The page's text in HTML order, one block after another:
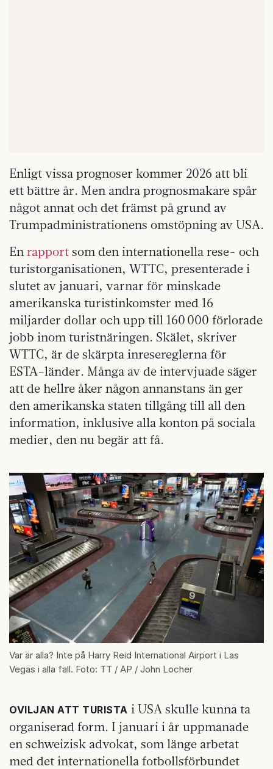
Enligt vissa prognoser kommer 2026 att bli
ett bättre år. Men andra prognosmakare spår
något annat och det främst på grund av
Trumpadministrationens omstöpning av USA.
Enrapport som den internationella rese- och
turistorganisationen, WTTC, presenterade i
slutet av januari, varnar för minskade
amerikanska turistinkomster med 16
miljarder dollar och upp till 160 000 förlorade
jobb inom turistnäringen. Skälet, skriver
WTTC, är de skärpta inresereglerna för
ESTA-länder. Många av de intervjuade säger
att de hellre åker någon annanstans än ger
den amerikanska staten tillgång till all den
information, inklusive alla konton på sociala
medier, den nu begär att få.
Var är alla? Inte på Harry Reid International Airport i Las
Vegas i alla fall. Foto: TT / AP / John Locher
OVILJAN ATT TURISTA i USA skulle kunna ta
organiserad form. I januari i år uppmanade
en schweizisk advokat, som länge arbetat
med det internationella fotbollsförbundet